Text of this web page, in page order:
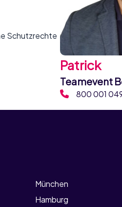
Schutzrechte
Patrick
Teamevent
800 001
München
Hamburg